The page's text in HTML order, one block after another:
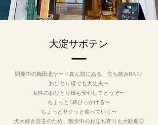
​大淀サボテン
開発中の梅田北ヤード真ん前にある、立ち飲みBAR♪
おひとり様でも大丈夫〜
女性のおひとり様も安心してどうぞ〜
ちょっと1杯ひっかける〜
ちょっとサクッと食べていく〜
犬大好き店主のため、散歩中のお立ち寄りも大歓迎◎